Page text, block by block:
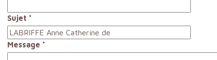
Sujet *
Message *